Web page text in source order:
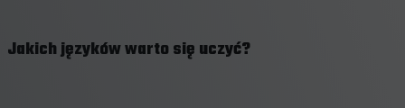
Jakich języków warto się uczyć?